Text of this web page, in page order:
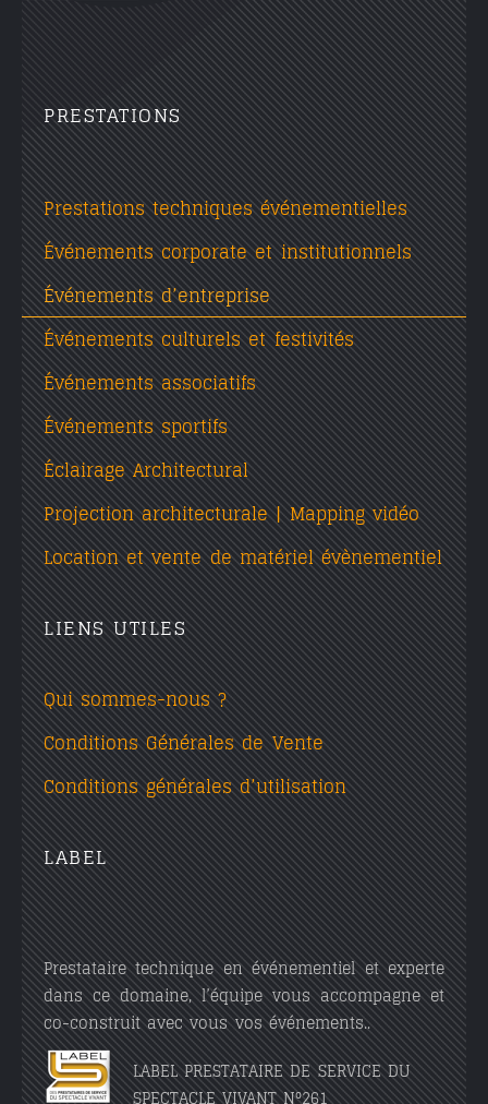
PRESTATIONS
Prestations techniques événementielles
Événements corporate et institutionnels
Événements d’entreprise
Événements culturels et festivités
Événements associatifs
Événements sportifs
Éclairage Architectural
Projection architecturale | Mapping vidéo
Location et vente de matériel évènementiel
LIENS UTILES
Qui sommes-nous ?
Conditions Générales de Vente
Conditions générales d’utilisation
LABEL
Prestataire technique en événementiel et experte
dans ce domaine, l’équipe vous accompagne et
co-construit avec vous vos événements..
LABEL PRESTATAIRE DE SERVICE DU
SPECTACLE VIVANT N°261